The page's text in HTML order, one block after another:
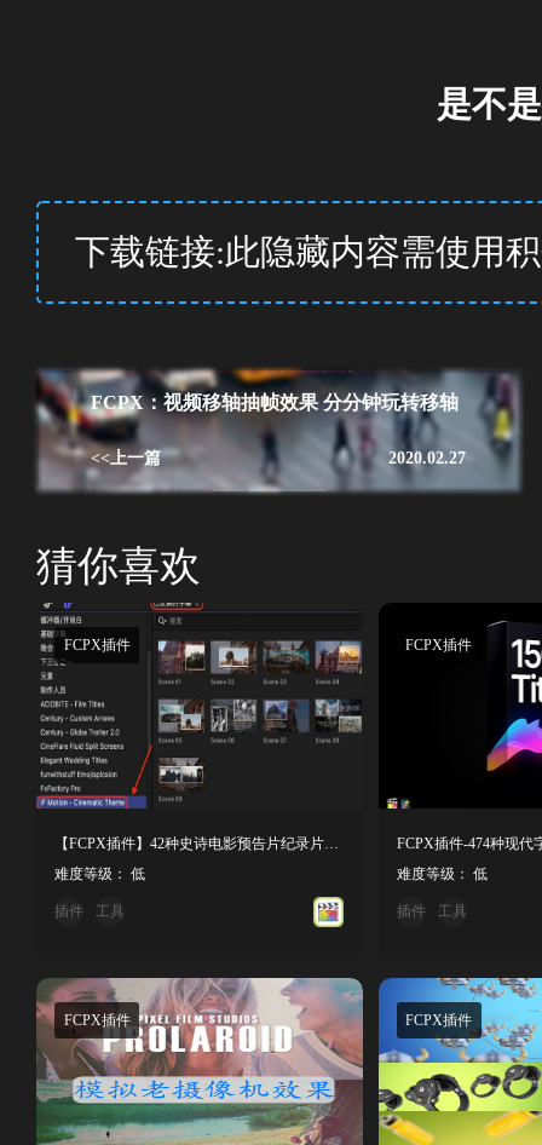
是不
下载链接:此隐藏内容需使用
FCPX：视频移轴抽帧效果 分分钟玩转移轴
2020.02.27
<<上一篇
猜你喜欢
FCPX插件
【FCPX插件】42种史诗电影预告片纪录片文字标题场景转场镜头动画
难度等级： 低
插件 工具
FCPX插件
难度等级： 低
插件 工具
FCPX插件 FCPX插件